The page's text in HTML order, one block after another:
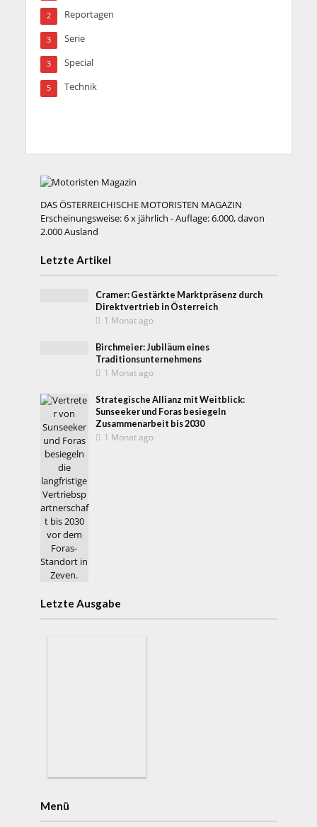
Reportagen
2
Serie
3
Special
3
Technik
5
DAS ÖSTERREICHISCHE MOTORISTEN MAGAZIN
Erscheinungsweise: 6 x jährlich - Auflage: 6.000, davon
2.000 Ausland
Letzte Artikel
Cramer: Gestärkte Marktpräsenz durch
Direktvertrieb in Österreich
1 Monat ago
Birchmeier: Jubiläum eines
Traditionsunternehmens
1 Monat ago
Strategische Allianz mit Weitblick:
Sunseeker und Foras besiegeln
Zusammenarbeit bis 2030
1 Monat ago
Letzte Ausgabe
Menü